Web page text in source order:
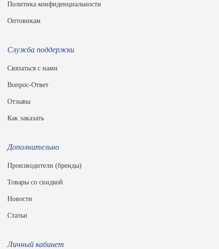
Политика конфиденциальности
Оптовикам
Служба поддержки
Связаться с нами
Вопрос-Ответ
Отзывы
Как заказать
Дополнительно
Производители (бренды)
Товары со скидкой
Новости
Статьи
Личный кабинет